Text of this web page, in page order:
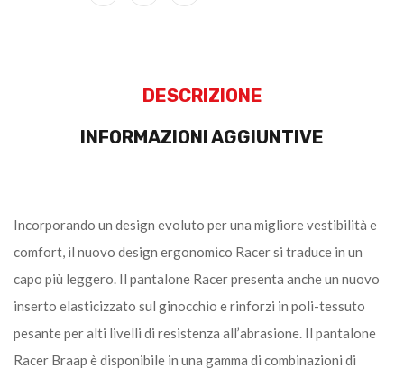
DESCRIZIONE
INFORMAZIONI AGGIUNTIVE
Incorporando un design evoluto per una migliore vestibilità e
comfort, il nuovo design ergonomico Racer si traduce in un
capo più leggero. Il pantalone Racer presenta anche un nuovo
inserto elasticizzato sul ginocchio e rinforzi in poli-tessuto
pesante per alti livelli di resistenza all’abrasione. Il pantalone
Racer Braap è disponibile in una gamma di combinazioni di